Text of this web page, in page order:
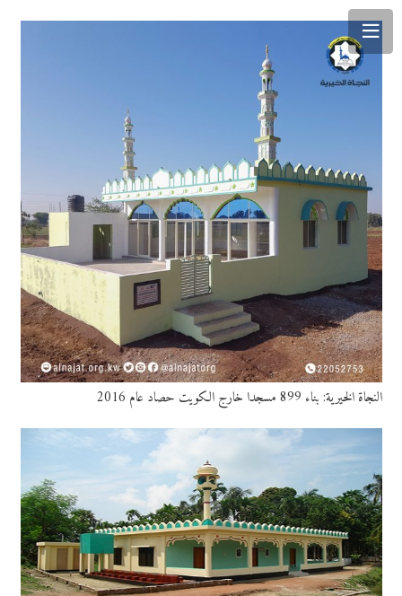
النجاة الخيرية: بناء 899 مسجدا خارج الكويت حصاد عام 2016